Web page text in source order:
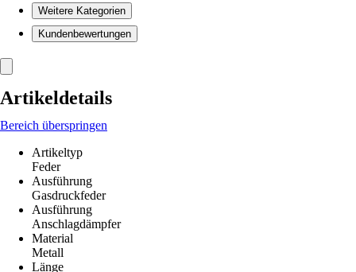
Weitere Kategorien
Kundenbewertungen
Artikeldetails
Bereich überspringen
Artikeltyp
Feder
Ausführung
Gasdruckfeder
Ausführung
Anschlagdämpfer
Material
Metall
Länge